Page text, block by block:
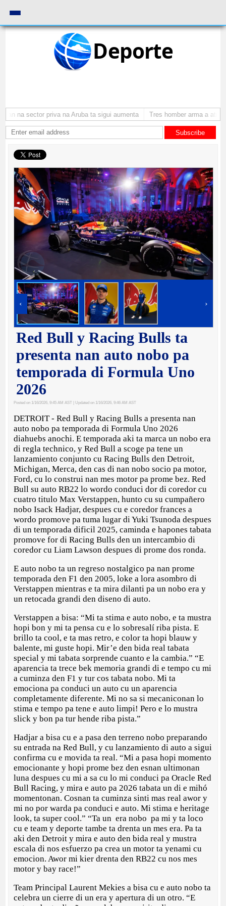
Deporte
na sector priva na Aruba ta sigui aumenta Tres homber arma a
Subscribe
‹ ›
Red Bull y Racing Bulls ta
presenta nan auto nobo pa
temporada di Formula Uno
2026
Posted on 1/16/2026, 9:45 AM AST | Updated on 1/16/2026, 9:46 AM AST
DETROIT - Red Bull y Racing Bulls a presenta nan
auto nobo pa temporada di Formula Uno 2026
diahuebs anochi. E temporada aki ta marca un nobo era
di regla technico, y Red Bull a scoge pa tene un
lanzamiento conjunto cu Racing Bulls den Detroit,
Michigan, Merca, den cas di nan nobo socio pa motor,
Ford, cu lo construi nan mes motor pa prome bez. Red
Bull su auto RB22 lo wordo conduci dor di coredor cu
cuatro titulo Max Verstappen, hunto cu su cumpañero
nobo Isack Hadjar, despues cu e coredor frances a
wordo promove pa tuma lugar di Yuki Tsunoda despues
di un temporada dificil 2025, caminda e hapones tabata
promove for di Racing Bulls den un intercambio di
coredor cu Liam Lawson despues di prome dos ronda.
E auto nobo ta un regreso nostalgico pa nan prome
temporada den F1 den 2005, loke a lora asombro di
Verstappen mientras e ta mira dilanti pa un nobo era y
un retocada grandi den diseno di auto.
Verstappen a bisa: “Mi ta stima e auto nobo, e ta mustra
hopi bon y mi ta pensa cu e lo sobresalí riba pista. E
brillo ta cool, e ta mas retro, e color ta hopi blauw y
balente, mi guste hopi. Mir’e den bida real tabata
special y mi tabata sorprende cuanto e la cambia.” “E
aparencia ta trece bek memoria grandi di e tempo cu mi
a cuminza den F1 y tur cos tabata nobo. Mi ta
emociona pa conduci un auto cu un aparencia
completamente diferente. Mi no sa si mecaniconan lo
stima e tempo pa tene e auto limpi! Pero e lo mustra
slick y bon pa tur hende riba pista.”
Hadjar a bisa cu e a pasa den terreno nobo preparando
su entrada na Red Bull, y cu lanzamiento di auto a sigui
confirma cu e movida ta real. “Mi a pasa hopi momento
emocionante y hopi prome bez den esnan ultimonan
luna despues cu mi a sa cu lo mi conduci pa Oracle Red
Bull Racing, y mira e auto pa 2026 tabata un di e mihó
momentonan. Cosnan ta cuminza sinti mas real awor y
mi no por warda pa conduci e auto. Mi stima e heritage
look, ta super cool.” “Ta un era nobo pa mi y ta loco
cu e team y deporte tambe ta drenta un mes era. Pa ta
aki den Detroit y mira e auto den bida real y mustra
escala di nos esfuerzo pa crea un motor ta yenami cu
emocion. Awor mi kier drenta den RB22 cu nos mes
motor y bay race!”
Team Principal Laurent Mekies a bisa cu e auto nobo ta
celebra un cierre di un era y apertura di un otro. “E